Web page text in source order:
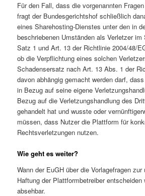
Für den Fall, dass die vorgenannten
fragt der Bundesgerichtshof schließlich
eines Sharehosting-Dienstes unter den in
beschriebenen Umständen als Verletzer im
Satz 1 und Art. 13 der Richtlinie 2004/48/
ob die Verpflichtung eines solchen
Schadensersatz nach Art. 13 Abs. 1 der
davon abhängig gemacht werden darf,
in Bezug auf seine eigene
Bezug auf die Verletzungshandlung des
gehandelt hat und wusste oder
müssen, dass Nutzer die Plattform für
Rechtsverletzungen nutzen.
Wie geht es weiter?
Wann der EuGH über die Vorlagefragen
Haftung der Plattformbetreiber
absehbar.